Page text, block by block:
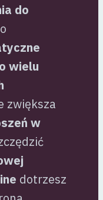
do
wielu
zwiększa
w
dotrzesz